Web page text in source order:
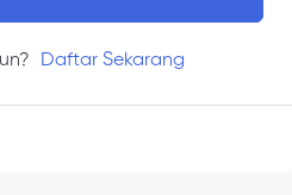
Daftar Sekarang